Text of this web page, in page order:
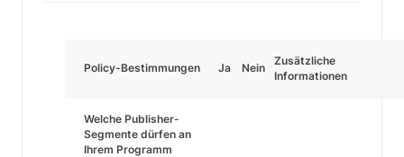
Policy-Bestimmungen Ja Nein
Zusätzliche
Informationen
Welche Publisher-
Segmente dürfen an
Ihrem Programm